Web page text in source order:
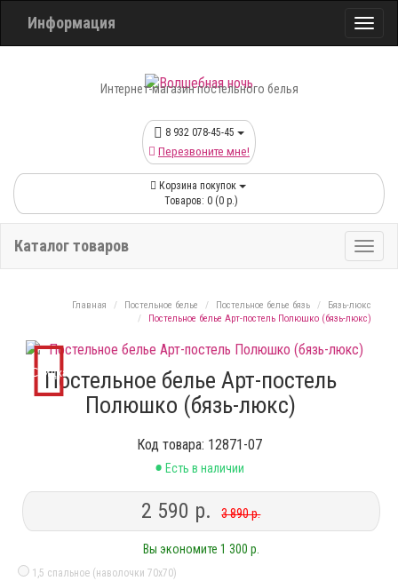
Информация
Интернет-магазин постельного белья
8 932 078-45-45
Перезвоните мне!
Корзина покупок
Товаров: 0 (0 р.)
Каталог товаров
Главная Постельное белье Постельное белье бязь
Бязь-люкс
Постельное белье Арт-постель Полюшко (бязь-люкс)
Скидка
Постельное белье Арт-постель
Полюшко (бязь-люкс)
Код товара: 12871-07
• Есть в наличии
2 590 р. 3 890 р.
Вы экономите 1 300 р.
1,5 спальное (наволочки 70х70)